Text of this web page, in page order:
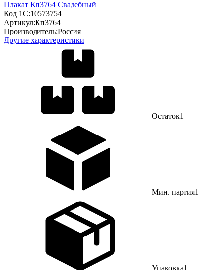
Плакат Кп3764 Свадебный
Код 1С:10573754
Артикул:Кп3764
Производитель:Россия
Другие характеристики
Остаток1
Мин. партия1
Упаковка1